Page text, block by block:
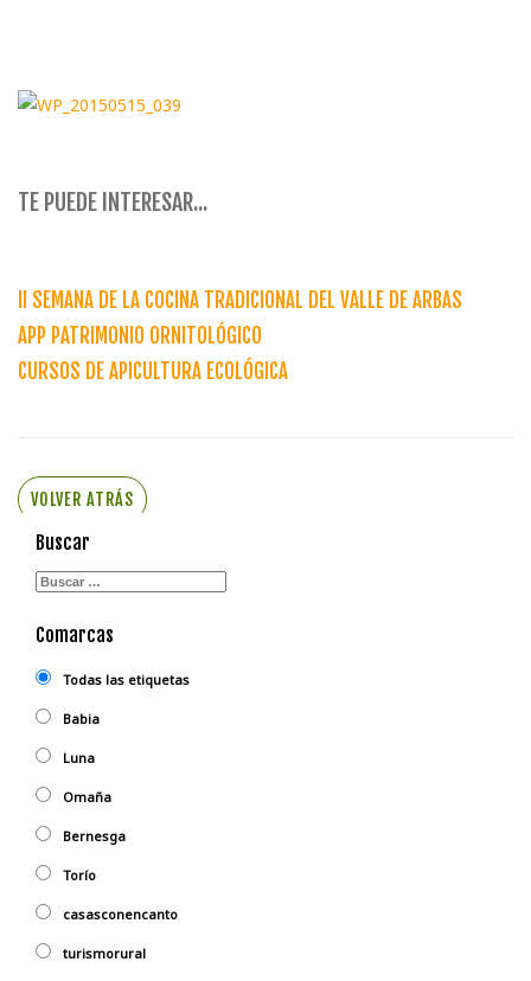
TE PUEDE INTERESAR...
II SEMANA DE LA COCINA TRADICIONAL DEL VALLE DE ARBAS
APP PATRIMONIO ORNITOLÓGICO
CURSOS DE APICULTURA ECOLÓGICA
VOLVER ATRÁS
Buscar
Comarcas
Todas las etiquetas
Babia
Luna
Omaña
Bernesga
Torío
casasconencanto
turismorural